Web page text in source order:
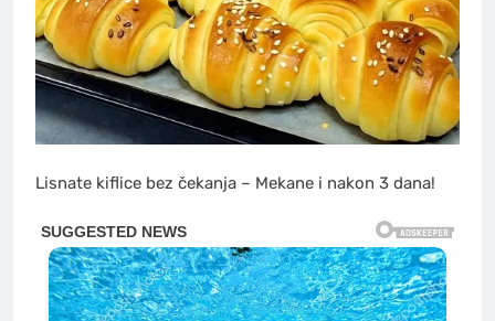
Lisnate kiflice bez čekanja – Mekane i nakon 3 dana!